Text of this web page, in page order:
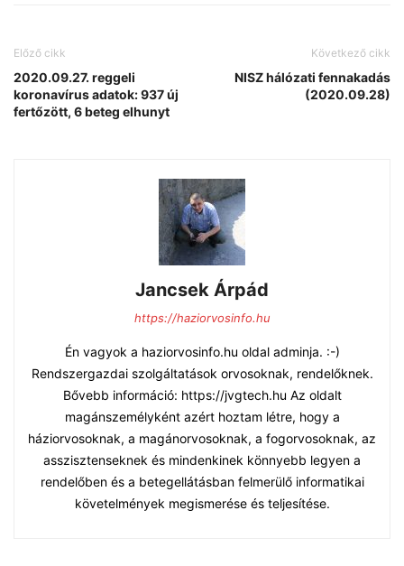
Előző cikk
2020.09.27. reggeli
koronavírus adatok: 937 új
fertőzött, 6 beteg elhunyt
Következő cikk
NISZ hálózati fennakadás
(2020.09.28)
Jancsek Árpád
https://haziorvosinfo.hu
Én vagyok a haziorvosinfo.hu oldal adminja. :-)
Rendszergazdai szolgáltatások orvosoknak, rendelőknek.
Bővebb információ: https://jvgtech.hu Az oldalt
magánszemélyként azért hoztam létre, hogy a
háziorvosoknak, a magánorvosoknak, a fogorvosoknak, az
asszisztenseknek és mindenkinek könnyebb legyen a
rendelőben és a betegellátásban felmerülő informatikai
követelmények megismerése és teljesítése.